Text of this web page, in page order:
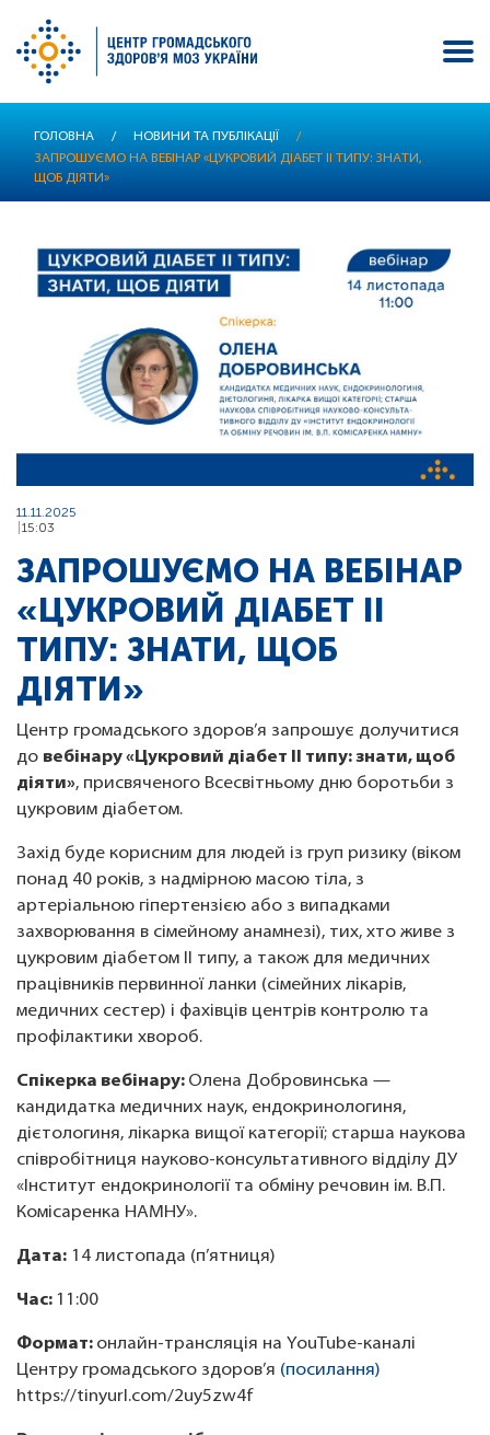
ГОЛОВНА / НОВИНИ ТА ПУБЛІКАЦІЇ
/
ЗАПРОШУЄМО НА ВЕБІНАР «ЦУКРОВИЙ ДІАБЕТ ІІ ТИПУ: ЗНАТИ,
ЩОБ ДІЯТИ»
11.11.2025
15:03
ЗАПРОШУЄМО НА ВЕБІНАР
«ЦУКРОВИЙ ДІАБЕТ ІІ
ТИПУ: ЗНАТИ, ЩОБ
ДІЯТИ»
Центр громадського здоров’я запрошує долучитися
до вебінару «Цукровий діабет ІІ типу: знати, щоб
діяти», присвяченого Всесвітньому дню боротьби з
цукровим діабетом.
Захід буде корисним для людей із груп ризику (віком
понад 40 років, з надмірною масою тіла, з
артеріальною гіпертензією або з випадками
захворювання в сімейному анамнезі), тих, хто живе з
цукровим діабетом ІІ типу, а також для медичних
працівників первинної ланки (сімейних лікарів,
медичних сестер) і фахівців центрів контролю та
профілактики хвороб.
Спікерка вебінару: Олена Добровинська —
кандидатка медичних наук, ендокринологиня,
дієтологиня, лікарка вищої категорії; старша наукова
співробітниця науково-консультативного відділу ДУ
«Інститут ендокринології та обміну речовин ім. В.П.
Комісаренка НАМНУ».
Дата: 14 листопада (п’ятниця)
Час: 11:00
Формат: онлайн-трансляція на YouTube-каналі
Центру громадського здоров’я (посилання)
https://tinyurl.com/2uy5zw4f